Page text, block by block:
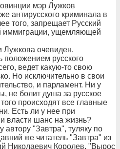
мэр Лужков
антирусского криминала в
того, запрещает Русский
иммиграции, ущемляющей
Лужкова очевиден.
положением русского
ведет какую-то свою
Но исключительно в свои
и парламент. Ни у
не болит душа за русское
происходят все главные
Есть ли у нее при
власти шанс на жизнь?
автору "Завтра", туляку по
же читатель "Завтра" из
Николаевич Королев. "Вырос